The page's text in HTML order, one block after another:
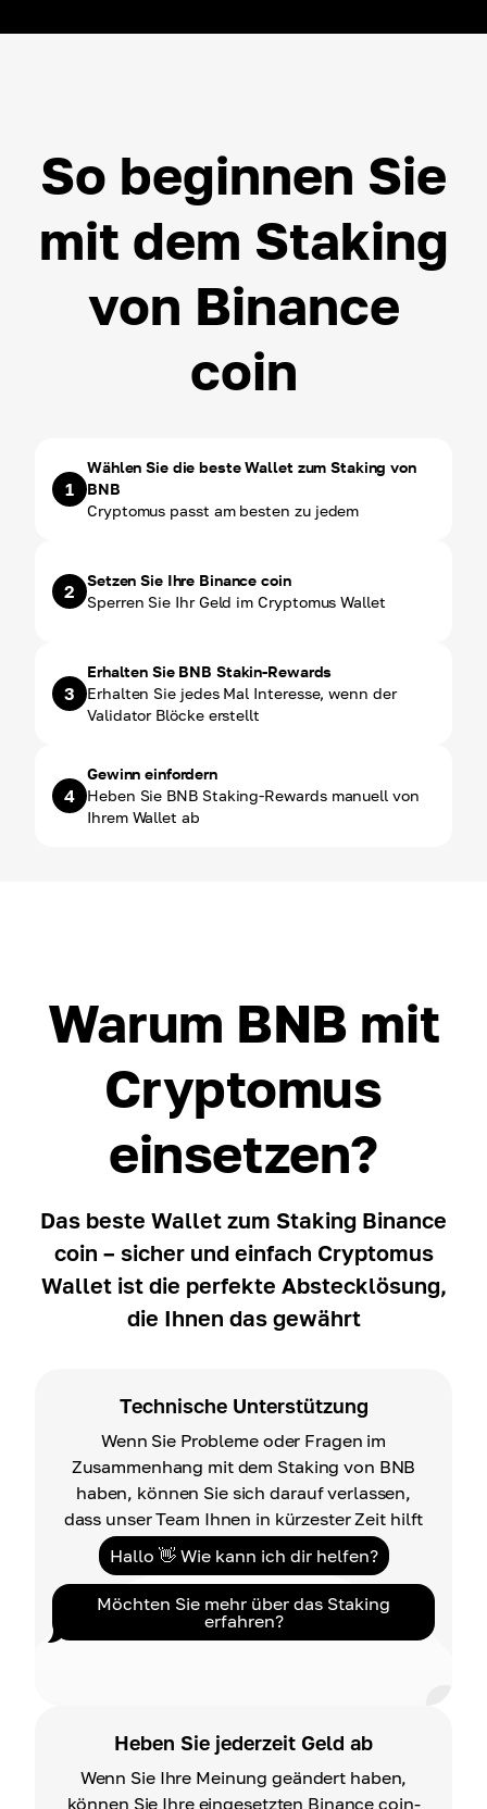
USDT
So beginnen Sie
mit dem Staking
von Binance
coin
1
Wählen Sie die beste Wallet zum Staking von
BNB
Cryptomus passt am besten zu jedem
2
Setzen Sie Ihre Binance coin
Sperren Sie Ihr Geld im Cryptomus Wallet
3
Erhalten Sie BNB Stakin-Rewards
Erhalten Sie jedes Mal Interesse, wenn der
Validator Blöcke erstellt
4
Gewinn einfordern
Heben Sie BNB Staking-Rewards manuell von
Ihrem Wallet ab
Warum BNB mit
Cryptomus
einsetzen?
Das beste Wallet zum Staking Binance
coin – sicher und einfach Cryptomus
Wallet ist die perfekte Abstecklösung,
die Ihnen das gewährt
Hallo 👋 Wie kann ich dir helfen?
Möchten Sie mehr über das Staking
erfahren?
Technische Unterstützung
Wenn Sie Probleme oder Fragen im
Zusammenhang mit dem Staking von BNB
haben, können Sie sich darauf verlassen,
dass unser Team Ihnen in kürzester Zeit hilft
Heben Sie jederzeit Geld ab
Wenn Sie Ihre Meinung geändert haben,
können Sie Ihre eingesetzten Binance coin-